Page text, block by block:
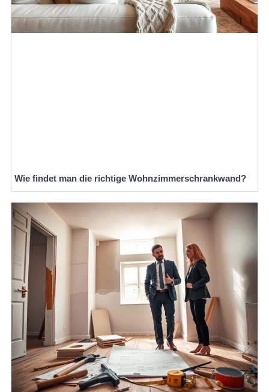
Wie findet man die richtige Wohnzimmerschrankwand?